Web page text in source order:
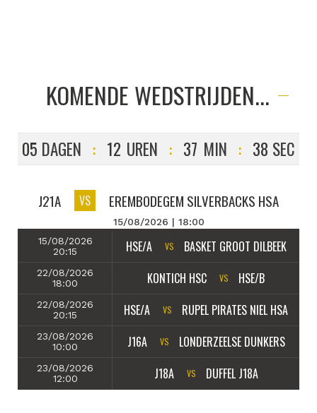
KOMENDE WEDSTRIJDEN...
05 DAGEN : 12 UREN : 37 MIN : 38 SEC
J21A VS EREMBODEGEM SILVERBACKS HSA
15/08/2026 | 18:00
15/08/2026
20:15
HSE/A VS BASKET GROOT DILBEEK
22/08/2026
18:00
KONTICH HSC VS HSE/B
22/08/2026
20:15
HSE/A VS RUPEL PIRATES NIEL HSA
23/08/2026
10:00
J16A VS LONDERZEELSE DUNKERS
23/08/2026
12:00
J18A VS DUFFEL J18A